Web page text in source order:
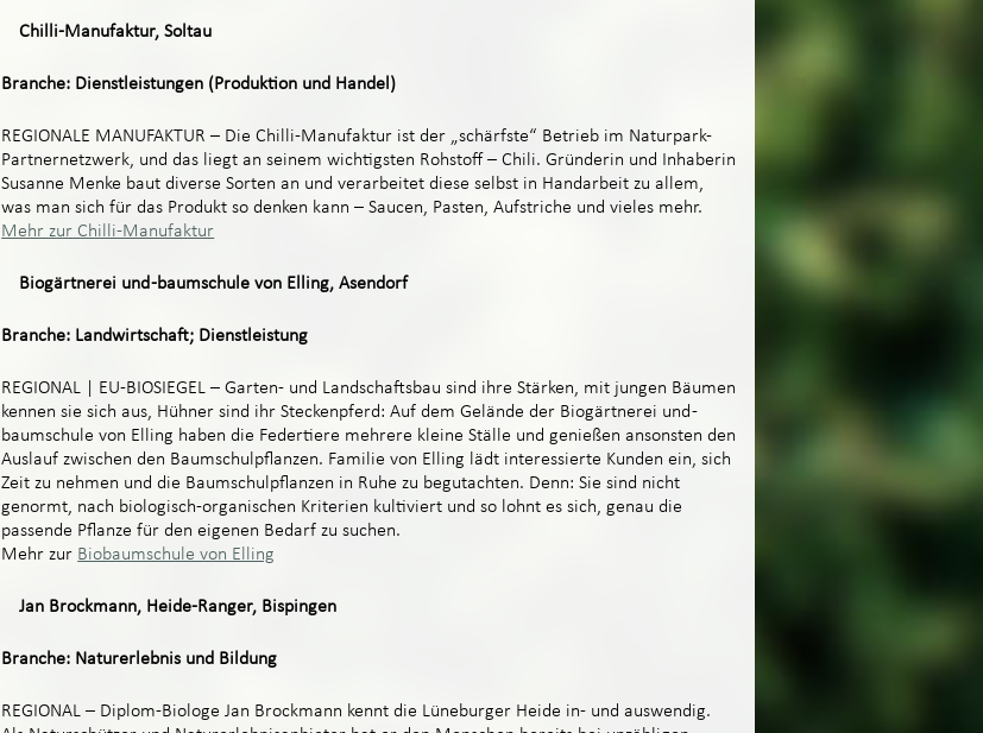
Chilli-Manufaktur, Soltau
Branche: Dienstleistungen (Produktion und Handel)
REGIONALE MANUFAKTUR – Die Chilli-Manufaktur ist der „schärfste“ Betrieb im Naturpark-
Partnernetzwerk, und das liegt an seinem wichtigsten Rohstoff – Chili. Gründerin und Inhaberin
Susanne Menke baut diverse Sorten an und verarbeitet diese selbst in Handarbeit zu allem,
was man sich für das Produkt so denken kann – Saucen, Pasten, Aufstriche und vieles mehr.
Mehr zur Chilli-Manufaktur
Biogärtnerei und -baumschule von Elling, Asendorf
Branche: Landwirtschaft; Dienstleistung
REGIONAL | EU-BIOSIEGEL – Garten- und Landschaftsbau sind ihre Stärken, mit jungen Bäumen
kennen sie sich aus, Hühner sind ihr Steckenpferd: Auf dem Gelände der Biogärtnerei und -
baumschule von Elling haben die Federtiere mehrere kleine Ställe und genießen ansonsten den
Auslauf zwischen den Baumschulpflanzen. Familie von Elling lädt interessierte Kunden ein, sich
Zeit zu nehmen und die Baumschulpflanzen in Ruhe zu begutachten. Denn: Sie sind nicht
genormt, nach biologisch-organischen Kriterien kultiviert und so lohnt es sich, genau die
passende Pflanze für den eigenen Bedarf zu suchen.
Mehr zur Biobaumschule von Elling
Jan Brockmann, Heide-Ranger, Bispingen
Branche: Naturerlebnis und Bildung
REGIONAL – Diplom-Biologe Jan Brockmann kennt die Lüneburger Heide in- und auswendig.